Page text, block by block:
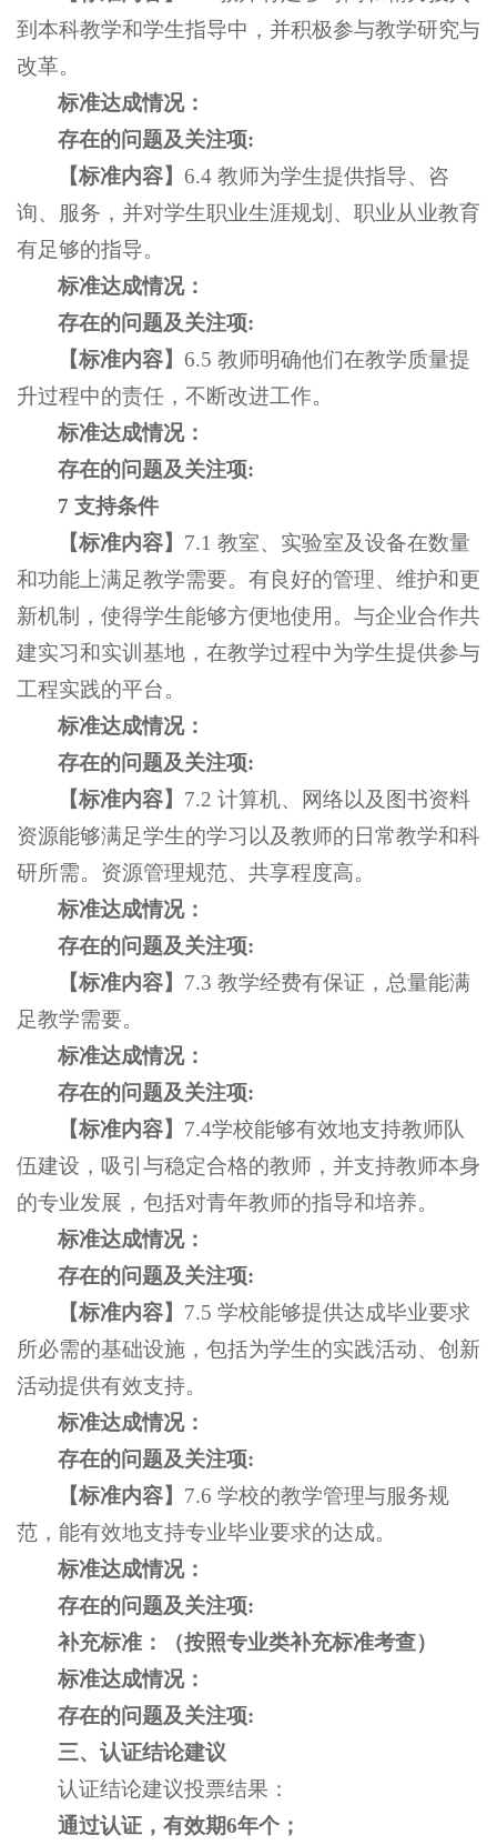
到本科教学和学生指导中，并积极参与教学研究与
改革。
标准达成情况：
存在的问题及关注项:
【标准内容】6.4 教师为学生提供指导、咨
询、服务，并对学生职业生涯规划、职业从业教育
有足够的指导。
标准达成情况：
存在的问题及关注项:
【标准内容】6.5 教师明确他们在教学质量提
升过程中的责任，不断改进工作。
标准达成情况：
存在的问题及关注项:
7 支持条件
【标准内容】 7.1 教室、实验室及设备在数量
和功能上满足教学需要。有良好的管理、维护和更
新机制，使得学生能够方便地使用。与企业合作共
建实习和实训基地，在教学过程中为学生提供参与
工程实践的平台。
标准达成情况：
存在的问题及关注项:
【标准内容】 7.2 计算机、网络以及图书资料
资源能够满足学生的学习以及教师的日常教学和科
研所需。资源管理规范、共享程度高。
标准达成情况：
存在的问题及关注项:
【标准内容】 7.3 教学经费有保证，总量能满
足教学需要。
标准达成情况：
存在的问题及关注项:
【标准内容】 7.4学校能够有效地支持教师队
伍建设，吸引与稳定合格的教师，并支持教师本身
的专业发展，包括对青年教师的指导和培养。
标准达成情况：
存在的问题及关注项:
【标准内容】 7.5 学校能够提供达成毕业要求
所必需的基础设施，包括为学生的实践活动、创新
活动提供有效支持。
标准达成情况：
存在的问题及关注项:
【标准内容】 7.6 学校的教学管理与服务规
范，能有效地支持专业毕业要求的达成。
标准达成情况：
存在的问题及关注项:
补充标准：
（按照专业类补充标准考查）
标准达成情况：
存在的问题及关注项:
三、认证结论建议
认证结论建议投票结果：
通过认证，有效期6年个；